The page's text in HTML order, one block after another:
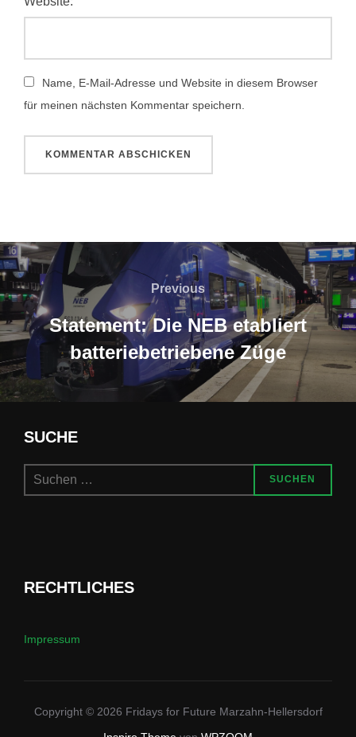
Name, E-Mail-Adresse und Website in diesem Browser
für meinen nächsten Kommentar speichern.
Beitragsnavigation
Previous
Previous
Statement: Die NEB etabliert
batteriebetriebene Züge
SUCHE
Suchen
SUCHEN
RECHTLICHES
Impressum
Copyright © 2026 Fridays for Future Marzahn-Hellersdorf